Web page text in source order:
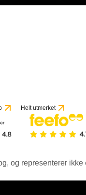
Helt utmerket
og representerer